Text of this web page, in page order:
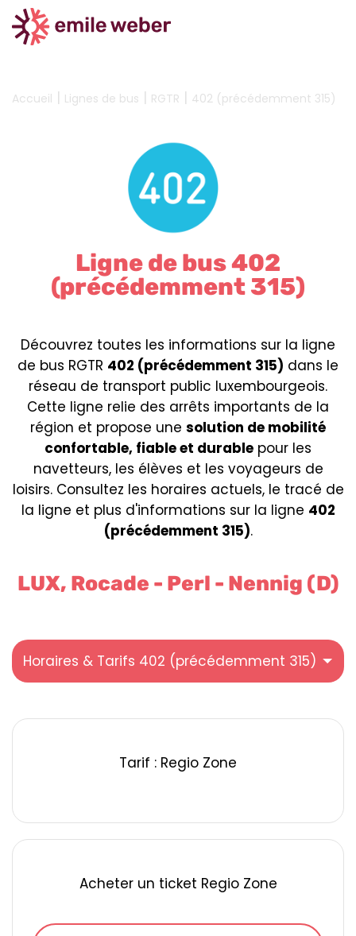
Accueil | Lignes de bus | RGTR | 402 (précédemment 315)
Ligne de bus 402
(précédemment 315)
Découvrez toutes les informations sur la ligne
de bus RGTR 402 (précédemment 315) dans le
réseau de transport public luxembourgeois.
Cette ligne relie des arrêts importants de la
région et propose une solution de mobilité
confortable, fiable et durable pour les
navetteurs, les élèves et les voyageurs de
loisirs. Consultez les horaires actuels, le tracé de
la ligne et plus d'informations sur la ligne 402
(précédemment 315).
LUX, Rocade - Perl - Nennig (D)
Horaires & Tarifs 402 (précédemment 315)
Tarif : Regio Zone
Acheter un ticket Regio Zone